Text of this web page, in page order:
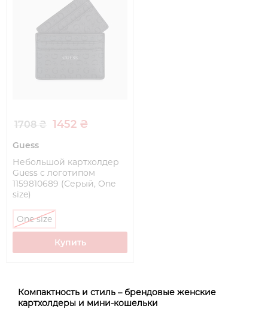
1708 ₴ 1452 ₴
Guess
Небольшой картхолдер
Guess с логотипом
1159810689 (Серый, One
size)
One size
Купить
Компактность и стиль – брендовые женские
картхолдеры и мини-кошельки